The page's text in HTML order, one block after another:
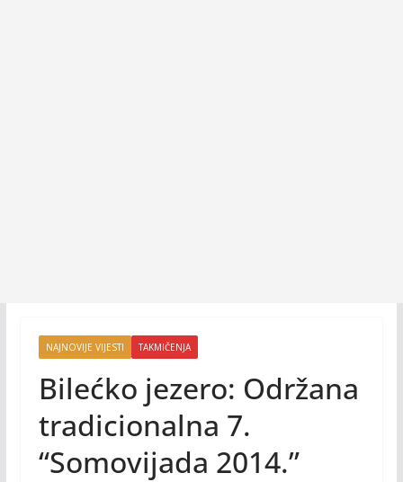
NAJNOVIJE VIJESTI TAKMIČENJA
Bilećko jezero: Održana
tradicionalna 7.
“Somovijada 2014.”